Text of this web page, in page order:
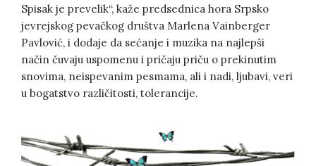
Spisak je prevelik“, kaže predsednica hora Srpsko
jevrejskog pevačkog društva Marlena Vainberger
Pavlović, i dodaje da sećanje i muzika na najlepši
način čuvaju uspomenu i pričaju priču o prekinutim
snovima, neispevanim pesmama, ali i nadi, ljubavi, veri
u bogatstvo različitosti, tolerancije.